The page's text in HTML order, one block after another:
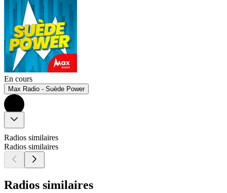
En cours
Max Radio - Suède Power
Radios similaires
Radios similaires
Radios similaires